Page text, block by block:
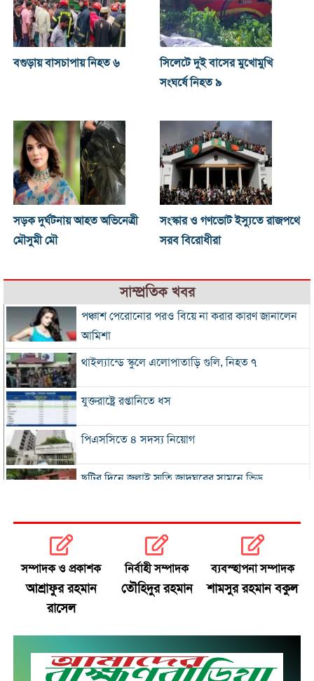
বগুড়ায় বাসচাপায় নিহত ৬
সিলেটে দুই বাসের মুখোমুখি
সংঘর্ষে নিহত ৯
সড়ক দুর্ঘটনায় আহত অভিনেত্রী
মৌসুমী মৌ
সংস্কার ও গণভোট ইস্যুতে রাজপথে
সরব বিরোধীরা
সাম্প্রতিক খবর
পঞ্চাশ পেরোনোর পরও বিয়ে না করার কারণ জানালেন
আমিশা
থাইল্যান্ডে স্কুলে এলোপাতাড়ি গুলি, নিহত ৭
যুক্তরাষ্ট্রে রপ্তানিতে ধস
পিএসসিতে ৪ সদস্য নিয়োগ
ছুটির দিনে জুলাই স্মৃতি জাদুঘরের সামনে ভিড়
নতুন বিদেশি কোচের খোঁজে বিসিবি
শীর্ষ মাদক কারবারিদের তালিকা প্রস্তুত করা হচ্ছে:
সম্পাদক ও প্রকাশক
আশ্রাফুর রহমান
রাসেল
নির্বাহী সম্পাদক
তৌহিদুর রহমান
ব্যবস্হাপনা সম্পাদক
শামসুর রহমান বকুল